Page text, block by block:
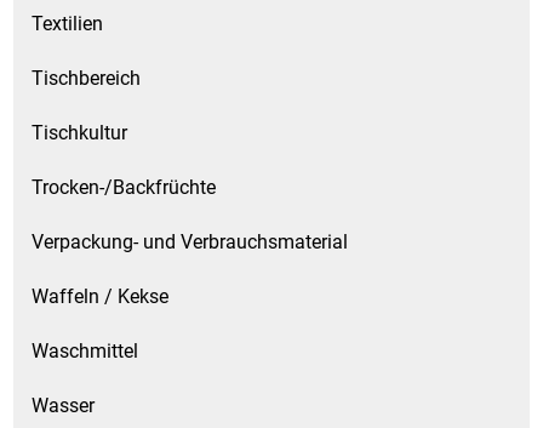
Textilien
Tischbereich
Tischkultur
Trocken-/Backfrüchte
Verpackung- und Verbrauchsmaterial
Waffeln / Kekse
Waschmittel
Wasser